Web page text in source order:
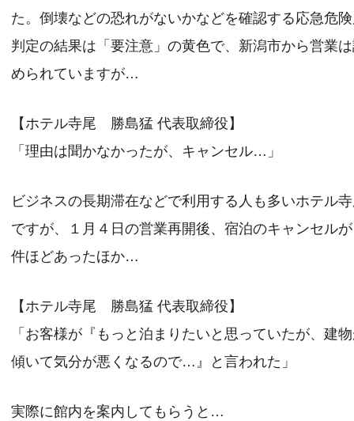
た。倒壊などの恐れがないかなどを確認する応急危
判定の結果は「要注意」の黄色で、新潟市から営業
められていますが…
【ホテル寺尾 勝島猛 代表取締役】
「理由は聞かなかったが、キャンセル…」
ビジネスの長期滞在などで利用する人も多いホテル
ですが、１月４日の営業再開後、宿泊のキャンセル
件ほどあったほか…
【ホテル寺尾 勝島猛 代表取締役】
「お客様が『もっと泊まりたいと思っていたが、建
傾いて気分が悪くなるので…』と言われた」
実際に館内を案内してもらうと…